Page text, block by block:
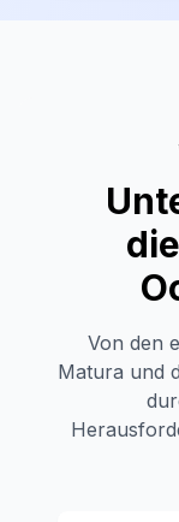
Von den
Matura und